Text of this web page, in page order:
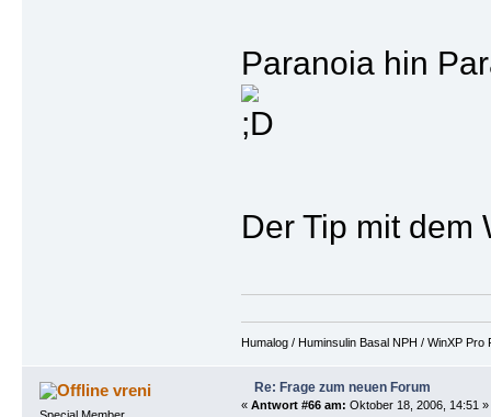
Paranoia hin
Der Tip mit
Humalog / Huminsulin Basal NPH / WinXP
vreni
Special Member
Re: Frage zum neuen Forum
« Antwort #66 am: Oktober 18, 2006, 14:51 »